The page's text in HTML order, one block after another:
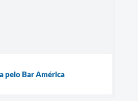
pelo Bar América